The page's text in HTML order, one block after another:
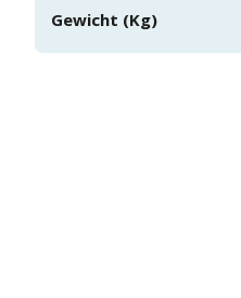
Gewicht (Kg)